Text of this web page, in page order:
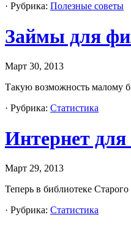
· Рубрика: Полезные советы
Займы для
Март 30, 2013
Такую возможность малому
· Рубрика: Статистика
Интернет для
Март 29, 2013
Теперь в библиотеке
· Рубрика: Статистика